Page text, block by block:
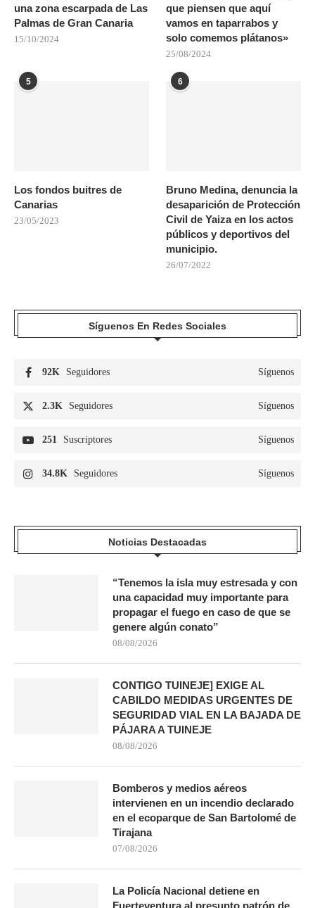
una zona escarpada de Las
Palmas de Gran Canaria
15/10/2024
que piensen que aquí
vamos en taparrabos y
solo comemos plátanos»
25/08/2024
5
Los fondos buitres de
Canarias
23/05/2023
6
Bruno Medina, denuncia la
desaparición de Protección
Civil de Yaiza en los actos
públicos y deportivos del
municipio.
26/07/2022
Síguenos En Redes Sociales
92K Seguidores Síguenos
2.3K Seguidores Síguenos
251 Suscriptores Síguenos
34.8K Seguidores Síguenos
Noticias Destacadas
“Tenemos la isla muy estresada y con
una capacidad muy importante para
propagar el fuego en caso de que se
genere algún conato”
08/08/2026
CONTIGO TUINEJE] EXIGE AL
CABILDO MEDIDAS URGENTES DE
SEGURIDAD VIAL EN LA BAJADA DE
PÁJARA A TUINEJE
08/08/2026
Bomberos y medios aéreos
intervienen en un incendio declarado
en el ecoparque de San Bartolomé de
Tirajana
07/08/2026
La Policía Nacional detiene en
Fuerteventura al presunto patrón de